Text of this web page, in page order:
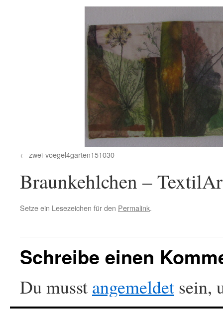
zwei-voegel4garten151030
Braunkehlchen –
Setze ein Lesezeichen für den Permalink.
Schreibe einen
Du musst angemeldet sein,